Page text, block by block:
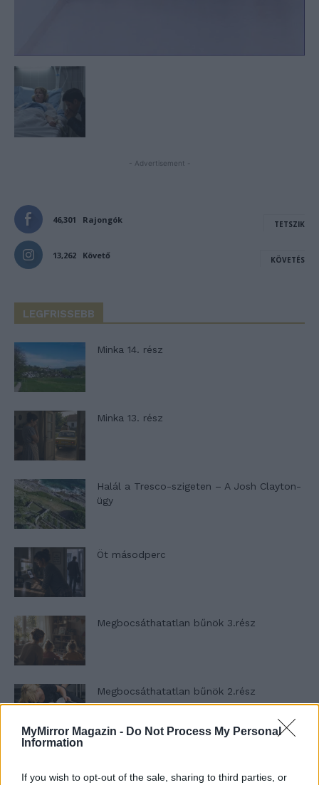
MyMirror Magazin - Do Not Process My Personal
Information
If you wish to opt-out of the sale, sharing to third parties, or
- Advertisement -
46,301 Rajongók TETSZIK
13,262 Követő KÖVETÉS
LEGFRISSEBB
Minka 14. rész
Minka 13. rész
Halál a Tresco-szigeten – A Josh Clayton-
ügy
Öt másodperc
Megbocsáthatatlan bűnök 3.rész
Megbocsáthatatlan bűnök 2.rész